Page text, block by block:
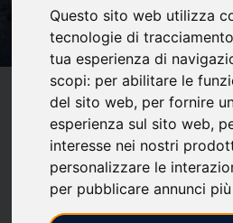
Questo sito web utilizza
tecnologie di
tua esperienza di
scopi: per abilitare le
del sito web, per fornire
esperienza sul sito web,
interesse nei nostri
personalizzare le
per pubblicare annunci
de voto
Andalucía: Mayo
Compatibility help
(0)bookmark_borderupload Share
Estimación